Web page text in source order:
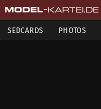
SEDCARDS PHOTOS